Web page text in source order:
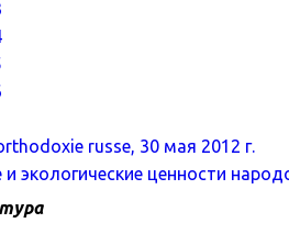
russe, 30 мая 2012 г.
и экологические ценности